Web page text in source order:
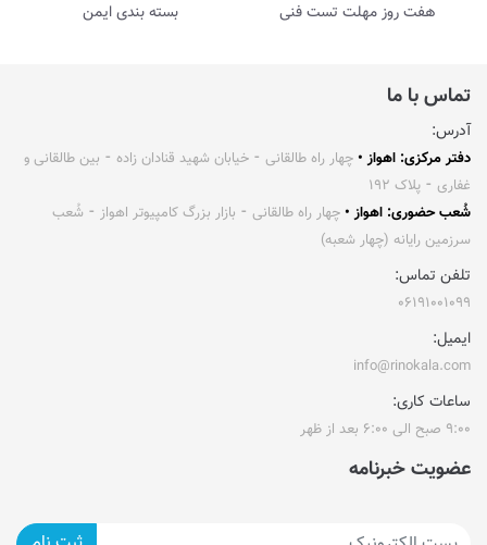
هفت روز مهلت تست فنی بسته بندی ایمن
تماس با ما
آدرس:
دفتر مرکزی: اهواز • چهار راه طالقانی ⁃ خیابان شهید قنادان زاده ⁃ بین طالقانی و
غفاری ⁃ پلاک ۱۹۲
شُعب حضوری: اهواز • چهار راه طالقانی ⁃ بازار بزرگ کامپیوتر اهواز ⁃ شُعب
سرزمین رایانه (چهار شعبه)
تلفن تماس:
۰۶۱۹۱۰۰۱۰۹۹
ایمیل:
info@rinokala.com
ساعات کاری:
۹:۰۰ صبح الی ۶:۰۰ بعد از ظهر
عضویت خبرنامه